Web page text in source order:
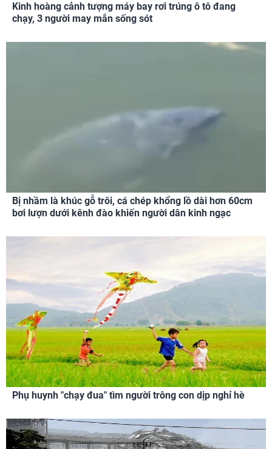
Kinh hoàng cảnh tượng máy bay rơi trúng ô tô đang
chạy, 3 người may mắn sống sót
Bị nhầm là khúc gỗ trôi, cá chép khổng lồ dài hơn 60cm
bơi lượn dưới kênh đào khiến người dân kinh ngạc
Phụ huynh "chạy đua" tìm người trông con dịp nghỉ hè